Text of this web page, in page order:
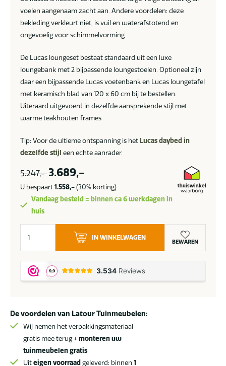
voelen aangenaam zacht aan. Andere voordelen: deze
bekleding verkleurt niet, is vuil en waterafstotend en
ongevoelig voor schimmelvorming.
De Lucas loungeset bestaat standaard uit een luxe
loungebank met 2 bijpassende loungestoelen. Optioneel zijn
daar een bijpassende Lucas voetenbank en Lucas loungetafel
met keramisch blad van 120 x 60 cm bij te bestellen.
Uiteraard uitgevoerd in dezelfde aansprekende stijl met
warme teakhouten frames.
Tip: Voor de ultieme ontspanning is het Lucas daybed in
dezelfde stijl een echte aanrader.
5.247,- 3.689,-
U bespaart1.558,-(30% korting)
Vandaag besteld = binnen ca 6 werkdagen in
huis
Seasons
Outdoor
Lucas
loungeset
IN WINKELWAGEN
BEWAREN
De voordelen van Latour Tuinmeubelen:
Wij nemen het verpakkingsmateriaal
gratis mee terug +monteren uw
tuinmeubelen gratis
Uiteigen voorraad geleverd: binnen 1